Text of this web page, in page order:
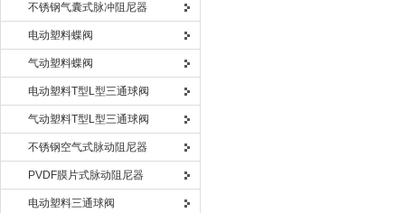
不锈钢气囊式脉冲阻尼器
电动塑料蝶阀
气动塑料蝶阀
电动塑料T型L型三通球阀
气动塑料T型L型三通球阀
不锈钢空气式脉动阻尼器
PVDF膜片式脉动阻尼器
电动塑料三通球阀